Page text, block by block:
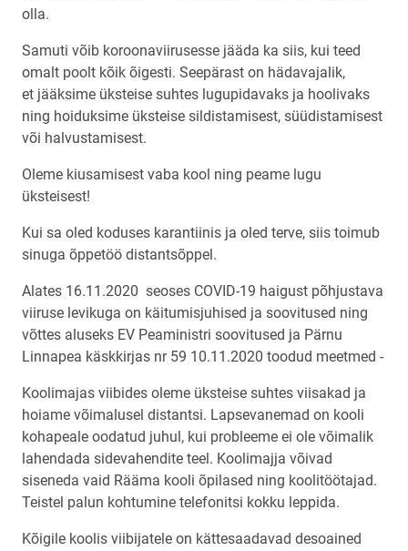
olla.
Samuti võib koroonaviirusesse jääda ka siis, kui teed
omalt poolt kõik õigesti. Seepärast on hädavajalik,
et jääksime üksteise suhtes lugupidavaks ja hoolivaks
ning hoiduksime üksteise sildistamisest, süüdistamisest
või halvustamisest.
Oleme kiusamisest vaba kool ning peame lugu
üksteisest!
Kui sa oled koduses karantiinis ja oled terve, siis toimub
sinuga õppetöö distantsõppel.
Alates 16.11.2020 seoses COVID-19 haigust põhjustava
viiruse levikuga on käitumisjuhised ja soovitused ning
võttes aluseks EV Peaministri soovitused ja Pärnu
Linnapea käskkirjas nr 59 10.11.2020 toodud meetmed -
Koolimajas viibides oleme üksteise suhtes viisakad ja
hoiame võimalusel distantsi. Lapsevanemad on kooli
kohapeale oodatud juhul, kui probleeme ei ole võimalik
lahendada sidevahendite teel. Koolimajja võivad
siseneda vaid Rääma kooli õpilased ning koolitöötajad.
Teistel palun kohtumine telefonitsi kokku leppida.
Kõigile koolis viibijatele on kättesaadavad desoained